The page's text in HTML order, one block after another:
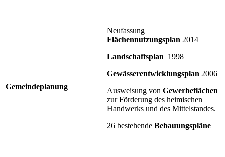
Gemeindeplanung
Neufassung
Flächennutzungsplan 2014
Landschaftsplan 1998
Gewässerentwicklungsplan 2006
Ausweisung von Gewerbeflächen
zur Förderung des heimischen
Handwerks und des Mittelstandes.
26 bestehende Bebauungspläne